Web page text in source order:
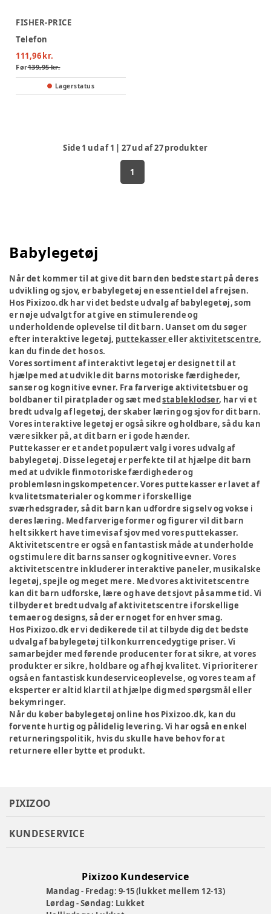
FISHER-PRICE
Telefon
111,96 kr.
Før139,95 kr.
Lagerstatus
Side 1 ud af1 |27ud af27produkter
1
Babylegetøj
Når det kommer til at give dit barn den bedste start på deres
udvikling og sjov, er babylegetøj en essentiel del af rejsen.
Hos Pixizoo.dk har vi det bedste udvalg af babylegetøj, som
er nøje udvalgt for at give en stimulerende og
underholdende oplevelse til dit barn. Uanset om du søger
efter interaktive legetøj, puttekasserelleraktivitetscentre,
kan du finde det hos os.
Vores sortiment af interaktivt legetøj er designet til at
hjælpe med at udvikle dit barns motoriske færdigheder,
sanser og kognitive evner. Fra farverige aktivitetsbuer og
boldbaner til piratplader og sæt medstableklodser, har vi et
bredt udvalg af legetøj, der skaber læring og sjov for dit barn.
Vores interaktive legetøj er også sikre og holdbare, så du kan
være sikker på, at dit barn er i gode hænder.
Puttekasser er et andet populært valg i vores udvalg af
babylegetøj. Disse legetøj er perfekte til at hjælpe dit barn
med at udvikle finmotoriske færdigheder og
problemløsningskompetencer. Vores puttekasser er lavet af
kvalitetsmaterialer og kommer i forskellige
sværhedsgrader, så dit barn kan udfordre sig selv og vokse i
deres læring. Med farverige former og figurer vil dit barn
helt sikkert have timevis af sjov med vores puttekasser.
Aktivitetscentre er også en fantastisk måde at underholde
og stimulere dit barns sanser og kognitive evner. Vores
aktivitetscentre inkluderer interaktive paneler, musikalske
legetøj, spejle og meget mere. Med vores aktivitetscentre
kan dit barn udforske, lære og have det sjovt på samme tid. Vi
tilbyder et bredt udvalg af aktivitetscentre i forskellige
temaer og designs, så der er noget for enhver smag.
Hos Pixizoo.dk er vi dedikerede til at tilbyde dig det bedste
udvalg af babylegetøj til konkurrencedygtige priser. Vi
samarbejder med førende producenter for at sikre, at vores
produkter er sikre, holdbare og af høj kvalitet. Vi prioriterer
også en fantastisk kundeserviceoplevelse, og vores team af
eksperter er altid klar til at hjælpe dig med spørgsmål eller
bekymringer.
Når du køber babylegetøj online hos Pixizoo.dk, kan du
forvente hurtig og pålidelig levering. Vi har også en enkel
returneringspolitik, hvis du skulle have behov for at
returnere eller bytte et produkt.
PIXIZOO
KUNDESERVICE
Pixizoo Kundeservice
Mandag - Fredag: 9-15 (lukket mellem 12-13)
Lørdag - Søndag: Lukket